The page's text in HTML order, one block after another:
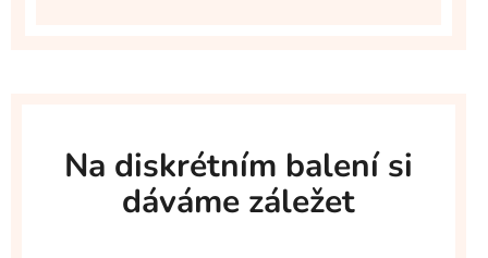
Na diskrétním balení si
dáváme záležet